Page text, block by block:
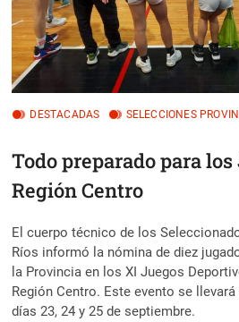
DESTACADAS SELECCIONES
Todo preparado para
Región Centro
El cuerpo técnico de los
Ríos informó la nómina de diez
la Provincia en los XI Juegos
Región Centro. Este evento se
días 23, 24 y 25 de septiembre.